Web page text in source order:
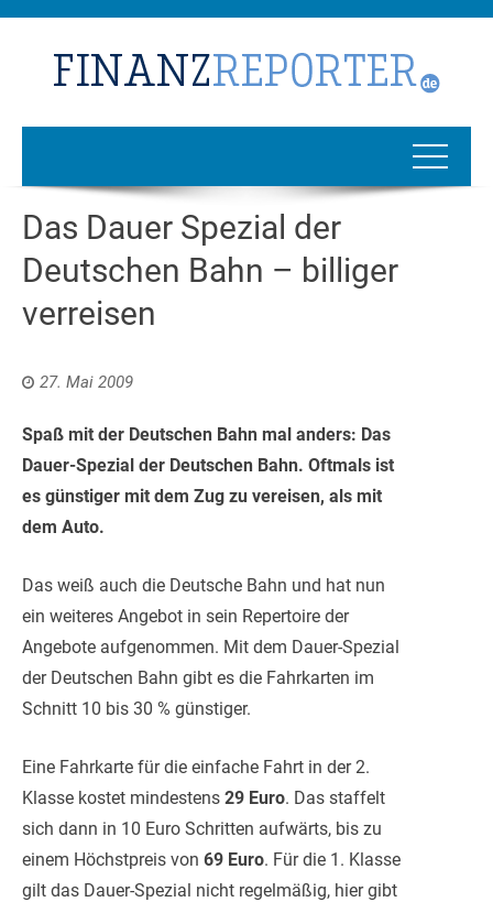
Das Dauer Spezial der
Deutschen Bahn – billiger
verreisen
27. Mai 2009
Spaß mit der Deutschen Bahn mal anders: Das
Dauer-Spezial der Deutschen Bahn. Oftmals ist
es günstiger mit dem Zug zu vereisen, als mit
dem Auto.
Das weiß auch die Deutsche Bahn und hat nun
ein weiteres Angebot in sein Repertoire der
Angebote aufgenommen. Mit dem Dauer-Spezial
der Deutschen Bahn gibt es die Fahrkarten im
Schnitt 10 bis 30 % günstiger.
Eine Fahrkarte für die einfache Fahrt in der 2.
Klasse kostet mindestens 29 Euro. Das staffelt
sich dann in 10 Euro Schritten aufwärts, bis zu
einem Höchstpreis von 69 Euro. Für die 1. Klasse
gilt das Dauer-Spezial nicht regelmäßig, hier gibt